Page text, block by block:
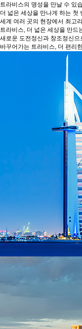
트라비스의 명성을 만날 수 있
더 넓은 세상을 만나게 하는 첫
세계 여러 곳의 현장에서 최고
트라비스, 더 넓은 세상을 만드
새로운 도전정신과 창조정신으
바꾸어가는 트라비스, 더 편리